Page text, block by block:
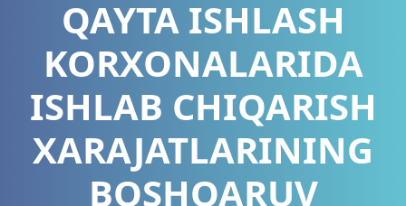
QAYTA ISHLASH
KORXONALARIDA
ISHLAB CHIQARISH
XARAJATLARINING
BOSHQARUV